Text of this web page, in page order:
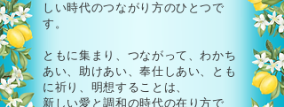
しい時代のつながり方のひとつで
す。
ともに集まり、つながって、わかち
あい、助けあい、奉仕しあい、とも
に祈り、明想することは、
新しい愛と調和の時代の在り方で